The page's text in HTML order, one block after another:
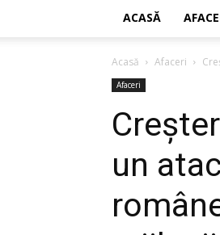
ACASĂ
Acasă Afaceri
Afaceri
un